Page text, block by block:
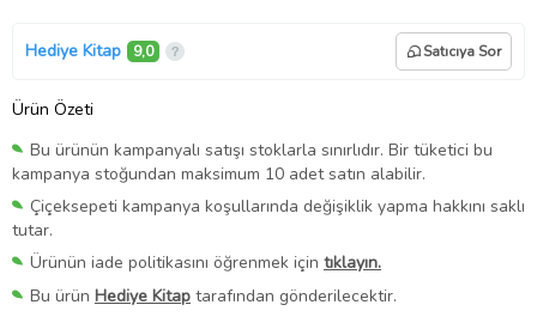
Hediye Kitap 9,0 Satıcıya Sor
Ürün Özeti
Bu ürünün kampanyalı satışı stoklarla sınırlıdır. Bir tüketici bu
kampanya stoğundan maksimum 10 adet satın alabilir.
Çiçeksepeti kampanya koşullarında değişiklik yapma hakkını saklı
tutar.
Ürünün iade politikasını öğrenmek için tıklayın.
Bu ürün Hediye Kitap tarafından gönderilecektir.